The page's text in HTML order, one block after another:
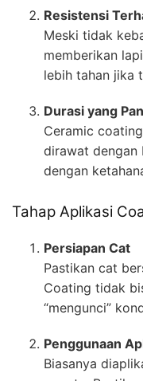
Resistensi
Meski tidak
memberikan
lebih tahan jika
Durasi yang
Ceramic
dirawat dengan
dengan
Tahap Aplikasi
Persiapan Cat
Pastikan cat
Coating tidak
“mengunci”
Penggunaan
Biasanya